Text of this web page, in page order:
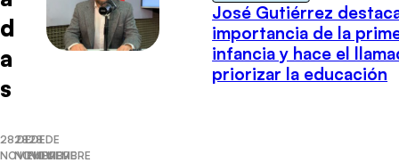
d
a
s
28 DE
NOVIEMBRE
28 DE
NOVIEMBRE
28 DE
NOVIEMBRE
José Gutiérrez
importancia de la
infancia y hace el
priorizar la educación